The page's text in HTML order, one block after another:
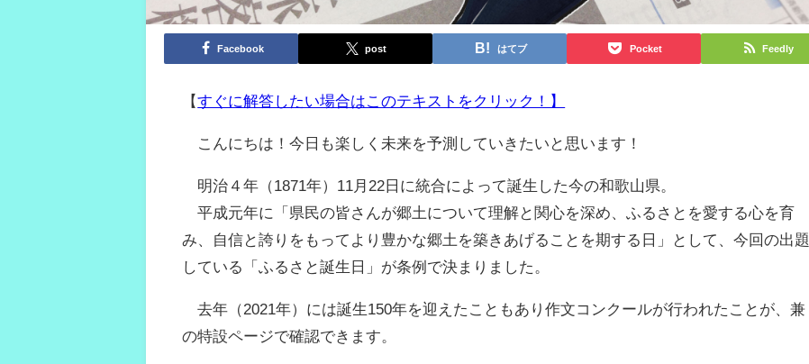
Facebook post はてブ Pocket Feedly
【すぐに解答したい場合はこのテキストをクリック！】
こんにちは！今日も楽しく未来を予測していきたいと思います！
明治４年（1871年）11月22日に統合によって誕生した今の和歌山県。
平成元年に「県民の皆さんが郷土について理解と関心を深め、ふるさとを愛する心を育
み、自信と誇りをもってより豊かな郷土を築きあげることを期する日」として、今回の出題
している「ふるさと誕生日」が条例で決まりました。
去年（2021年）には誕生150年を迎えたこともあり作文コンクールが行われたことが、兼
の特設ページで確認できます。